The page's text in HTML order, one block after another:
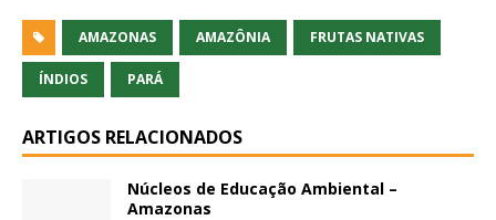
AMAZONAS AMAZÔNIA FRUTAS NATIVAS
ÍNDIOS PARÁ
ARTIGOS RELACIONADOS
Núcleos de Educação Ambiental –
Amazonas